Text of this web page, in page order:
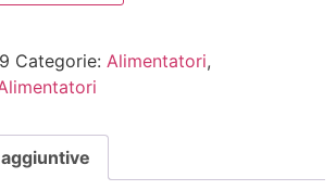
Categorie: Alimentatori,